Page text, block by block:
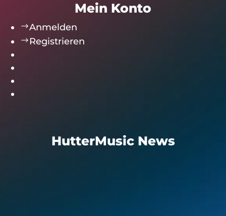
Mein Konto
$Anmelden
$ Registrieren
HutterMusic News